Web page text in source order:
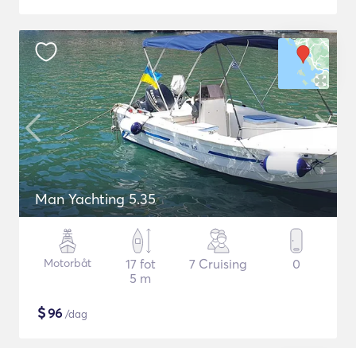
Man Yachting 5.35
Motorbåt
17 fot
5 m
7 Cruising 0
$96 /dag